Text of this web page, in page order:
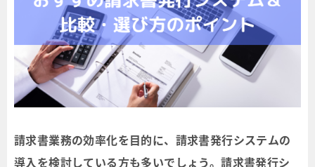
請求書業務の効率化を目的に、請求書発行システムの
導入を検討している方も多いでしょう。請求書発行シ